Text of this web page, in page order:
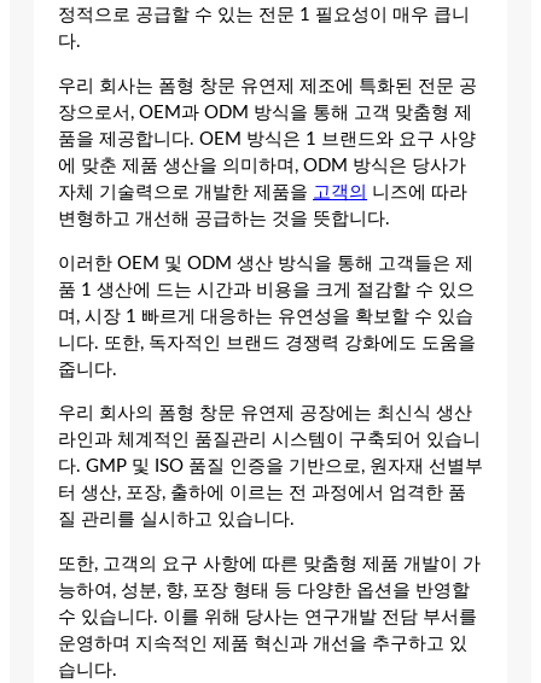
정적으로 공급할 수 있는 전문 1 필요성이 매우 큽니
다.
우리 회사는 폼형 창문 유연제 제조에 특화된 전문 공
장으로서, OEM과 ODM 방식을 통해 고객 맞춤형 제
품을 제공합니다. OEM 방식은 1 브랜드와 요구 사양
에 맞춘 제품 생산을 의미하며, ODM 방식은 당사가
자체 기술력으로 개발한 제품을 고객의 니즈에 따라
변형하고 개선해 공급하는 것을 뜻합니다.
이러한 OEM 및 ODM 생산 방식을 통해 고객들은 제
품 1 생산에 드는 시간과 비용을 크게 절감할 수 있으
며, 시장 1 빠르게 대응하는 유연성을 확보할 수 있습
니다. 또한, 독자적인 브랜드 경쟁력 강화에도 도움을
줍니다.
우리 회사의 폼형 창문 유연제 공장에는 최신식 생산
라인과 체계적인 품질관리 시스템이 구축되어 있습니
다. GMP 및 ISO 품질 인증을 기반으로, 원자재 선별부
터 생산, 포장, 출하에 이르는 전 과정에서 엄격한 품
질 관리를 실시하고 있습니다.
또한, 고객의 요구 사항에 따른 맞춤형 제품 개발이 가
능하여, 성분, 향, 포장 형태 등 다양한 옵션을 반영할
수 있습니다. 이를 위해 당사는 연구개발 전담 부서를
운영하며 지속적인 제품 혁신과 개선을 추구하고 있
습니다.